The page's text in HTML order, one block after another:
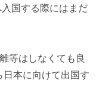
国する際にはまだ
等はしなくても良
日本に向けて出国す